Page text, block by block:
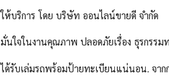
ให้บริการ โดย บริษัท ออนไลน์ขายดี จำกัด
มั่นใจในงานคุณภาพ ปลอดภัยเรื่อง ธุรกรรมท
ได้รับเล่มรถพร้อมป้ายทะเบียนแน่นอน. จาก